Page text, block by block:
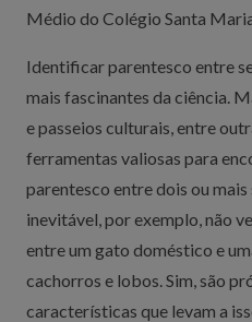
Médio do Colégio Santa
Identificar parentesco entre
mais fascinantes da ciência.
e passeios culturais, entre
ferramentas valiosas para
parentesco entre dois ou mais
inevitável, por exemplo, não
entre um gato doméstico e
cachorros e lobos. Sim, são
características que levam a